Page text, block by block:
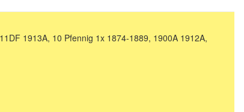
1913A, 10 Pfennig 1x 1874-1889, 1900A 1912A,